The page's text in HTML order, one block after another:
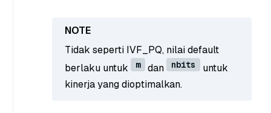
Tidak seperti IVF_PQ, nilai default
berlaku untuk
m dan nbits
untuk
kinerja yang dioptimalkan.